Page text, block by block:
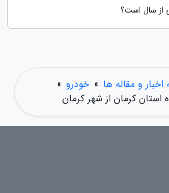
از سال است؟
و مقاله ها » خودرو »
استان کرمان از شهر کرمان